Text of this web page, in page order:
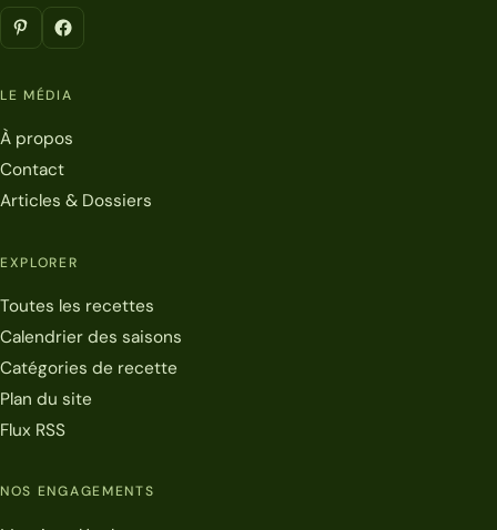
LE MÉDIA
À propos
Contact
Articles & Dossiers
EXPLORER
Toutes les recettes
Calendrier des saisons
Catégories de recette
Plan du site
Flux RSS
NOS ENGAGEMENTS